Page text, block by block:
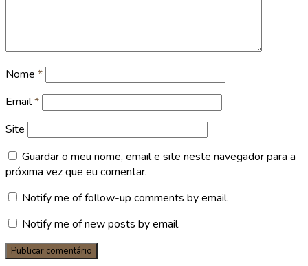
Nome *
Email*
Site
Guardar o meu nome, email e site neste navegador para a
próxima vez que eu comentar.
Notify me of follow-up comments by email.
Notify me of new posts by email.